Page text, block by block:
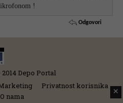
!
Odgovori
Depo Portal
Privatnost korisnika
O nama
✕